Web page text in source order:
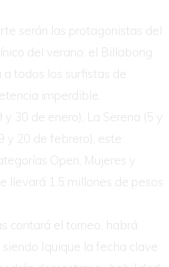
serán las protagonistas del
del verano: el Billabong
a todos los surfistas de
imperdible.
30 de enero), La Serena (5 y
y 20 de febrero), este
Open, Mujeres y
llevará 1.5 millones de pesos
contará el torneo, habrá
Iquique la fecha clave